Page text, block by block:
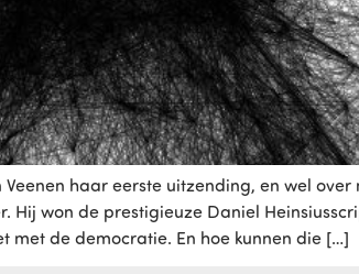
haar eerste uitzending, en wel
Hij won de prestigieuze Daniel
met de democratie. En hoe kunnen die […]